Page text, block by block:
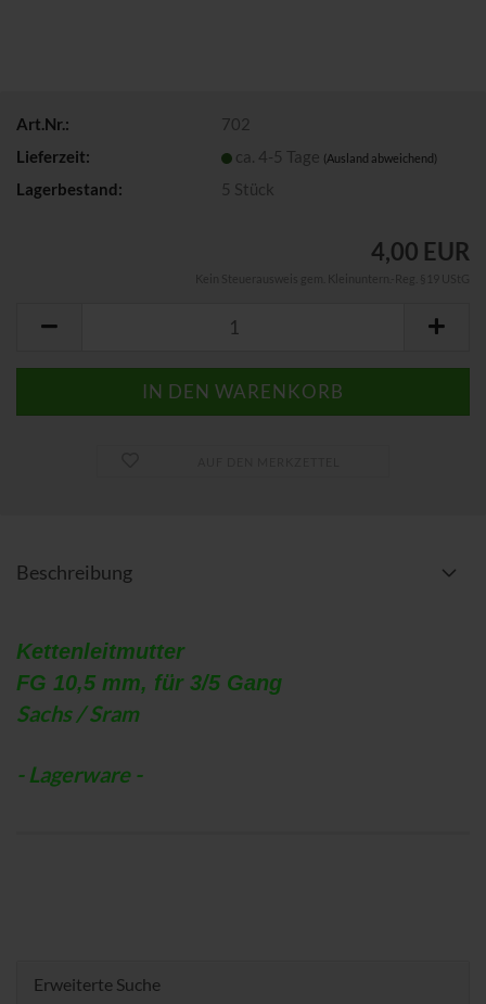
Art.Nr.:
702
Lieferzeit:
ca. 4-5 Tage (Ausland abweichend)
Lagerbestand: 5 Stück
4,00 EUR
Beschreibung
Kettenleitmutter
FG 10,5 mm, für 3/5 Gang
Sachs / Sram
- Lagerware -
Erweiterte Suche